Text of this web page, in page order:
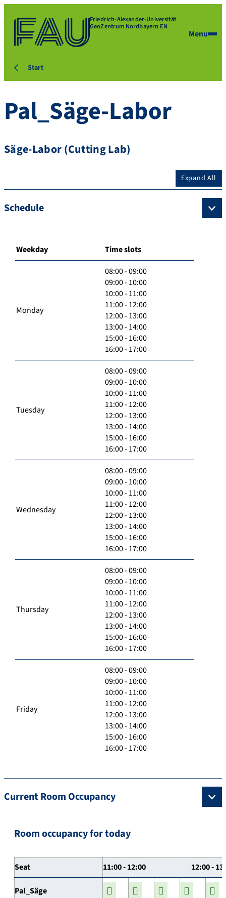
Friedrich-Alexander-Universität
GeoZentrum Nordbayern EN
Menu
Start
Pal_Säge-Labor
Säge-Labor (Cutting Lab)
Expand All
Schedule
Weekday Time slots
Monday
08:00 - 09:00
09:00 - 10:00
10:00 - 11:00
11:00 - 12:00
12:00 - 13:00
13:00 - 14:00
15:00 - 16:00
16:00 - 17:00
Tuesday
08:00 - 09:00
09:00 - 10:00
10:00 - 11:00
11:00 - 12:00
12:00 - 13:00
13:00 - 14:00
15:00 - 16:00
16:00 - 17:00
Wednesday
08:00 - 09:00
09:00 - 10:00
10:00 - 11:00
11:00 - 12:00
12:00 - 13:00
13:00 - 14:00
15:00 - 16:00
16:00 - 17:00
Thursday
08:00 - 09:00
09:00 - 10:00
10:00 - 11:00
11:00 - 12:00
12:00 - 13:00
13:00 - 14:00
15:00 - 16:00
16:00 - 17:00
Friday
08:00 - 09:00
09:00 - 10:00
10:00 - 11:00
11:00 - 12:00
12:00 - 13:00
13:00 - 14:00
15:00 - 16:00
16:00 - 17:00
Current Room Occupancy
Room occupancy for today
Seat 11:00 - 12:00 12:00 -
Pal_Säge